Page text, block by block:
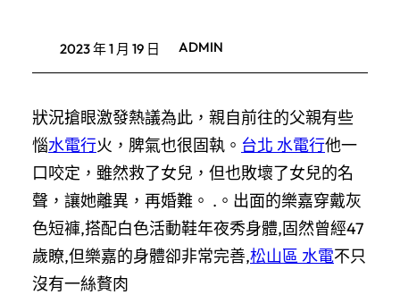
2023 年 1 月 19 日 ADMIN
狀況搶眼激發熱議為此，親自前往的父親有些
惱水電行火，脾氣也很固執。 台北 水電行他一
口咬定，雖然救了女兒，但也敗壞了女兒的名
聲，讓她離異，再婚難。 .。出面的樂嘉穿戴灰
色短褲,搭配白色活動鞋年夜秀身體,固然曾經47
歲瞭,但樂嘉的身體卻非常完善,松山區 水電不只
沒有一絲贅肉